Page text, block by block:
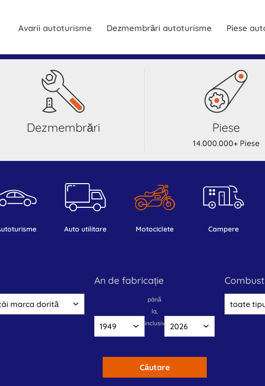
Avarii autoturisme Dezmembrări autoturisme Piese
Dezmembrări Piese
14.000.000+ Piese
autoturisme auto utilitare motociclete campere
an de fabricație
până
la,
inclusiv
Căutare